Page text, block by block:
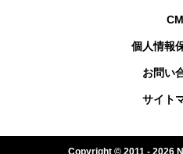
CM
個人情報
お問い
サイト
Copyright © 2011 - 2026